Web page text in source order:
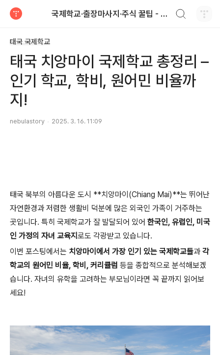
국제학교·출장마사지·주식 꿀팁 - Nebula 이야기
태국 국제학교
태국 치앙마이 국제학교 총정리 –
인기 학교, 학비, 원어민 비율까
지!
nebulastory 2025. 3. 16. 11:09
태국 북부의 아름다운 도시 **치앙마이(Chiang Mai)**는 뛰어난
자연환경과 저렴한 생활비 덕분에 많은 외국인 가족이 거주하는
곳입니다. 특히 국제학교가 잘 발달되어 있어 한국인, 유럽인, 미국
인 가정의 자녀 교육지 로도 각광받고 있습니다.
이번 포스팅에서는 치앙마이에서 가장 인기 있는 국제학교들과 각
학교의 원어민 비율, 학비, 커리큘럼 등을 종합적으로 분석해보겠
습니다. 자녀의 유학을 고려하는 부모님이라면 꼭 끝까지 읽어보
세요!